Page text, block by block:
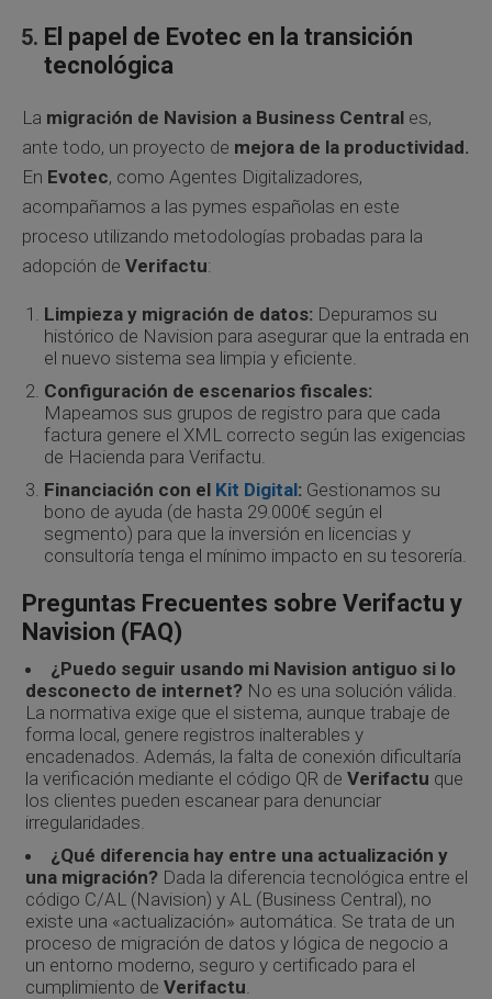
El papel de Evotec en la transición
tecnológica
La migración de Navision a Business Central es,
ante todo, un proyecto de mejora de la productividad.
En Evotec, como Agentes Digitalizadores,
acompañamos a las pymes españolas en este
proceso utilizando metodologías probadas para la
adopción de Verifactu:
Limpieza y migración de datos: Depuramos su
histórico de Navision para asegurar que la entrada en
el nuevo sistema sea limpia y eficiente.
Configuración de escenarios fiscales:
Mapeamos sus grupos de registro para que cada
factura genere el XML correcto según las exigencias
de Hacienda para Verifactu.
Financiación con el Kit Digital: Gestionamos su
bono de ayuda (de hasta 29.000€ según el
segmento) para que la inversión en licencias y
consultoría tenga el mínimo impacto en su tesorería.
Preguntas Frecuentes sobre Verifactu y
Navision (FAQ)
¿Puedo seguir usando mi Navision antiguo si lo
desconecto de internet? No es una solución válida.
La normativa exige que el sistema, aunque trabaje de
forma local, genere registros inalterables y
encadenados. Además, la falta de conexión dificultaría
la verificación mediante el código QR de Verifactu que
los clientes pueden escanear para denunciar
irregularidades.
¿Qué diferencia hay entre una actualización y
una migración? Dada la diferencia tecnológica entre el
código C/AL (Navision) y AL (Business Central), no
existe una «actualización» automática. Se trata de un
proceso de migración de datos y lógica de negocio a
un entorno moderno, seguro y certificado para el
cumplimiento de Verifactu